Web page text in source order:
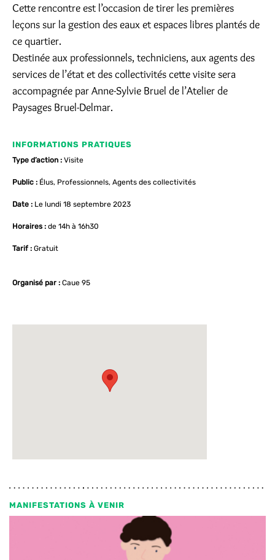
Cette rencontre est l’occasion de tirer les premières
leçons sur la gestion des eaux et espaces libres plantés de
ce quartier.
Destinée aux professionnels, techniciens, aux agents des
services de l’état et des collectivités cette visite sera
accompagnée par Anne-Sylvie Bruel de l’Atelier de
Paysages Bruel-Delmar.
INFORMATIONS PRATIQUES
Type d’action : Visite
Public : Élus, Professionnels, Agents des collectivités
Date : Le lundi 18 septembre 2023
Horaires : de 14h à 16h30
Tarif : Gratuit
Organisé par : Caue 95
MANIFESTATIONS À VENIR